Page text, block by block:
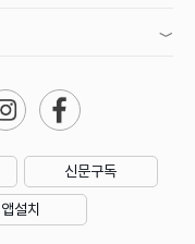
신문구독
앱설치